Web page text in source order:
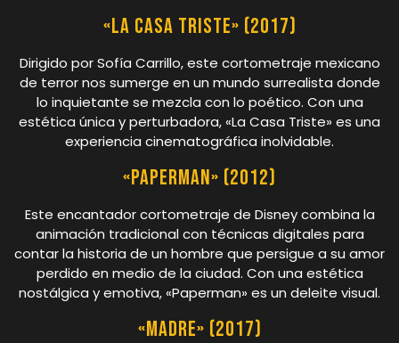
«La Casa Triste» (2017)
Dirigido por Sofía Carrillo, este cortometraje mexicano
de terror nos sumerge en un mundo surrealista donde
lo inquietante se mezcla con lo poético. Con una
estética única y perturbadora, «La Casa Triste» es una
experiencia cinematográfica inolvidable.
«Paperman» (2012)
Este encantador cortometraje de Disney combina la
animación tradicional con técnicas digitales para
contar la historia de un hombre que persigue a su amor
perdido en medio de la ciudad. Con una estética
nostálgica y emotiva, «Paperman» es un deleite visual.
«Madre» (2017)